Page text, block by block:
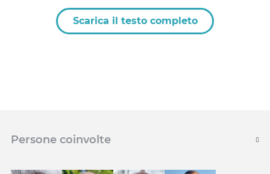
Scarica il testo completo
Persone coinvolte